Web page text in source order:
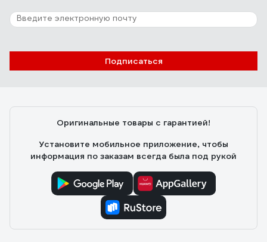
Подписаться
Оригинальные товары с гарантией!
Установите мобильное приложение, чтобы
информация по заказам всегда была под рукой